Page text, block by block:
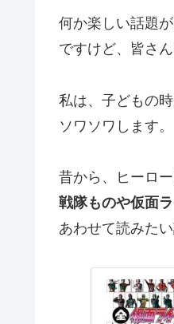
何か楽しい話題
ですけど、皆さ
私は、子どもの
ソワソワします。
昔から、ヒーロ
戦隊ものや仮面
あわせて読みた